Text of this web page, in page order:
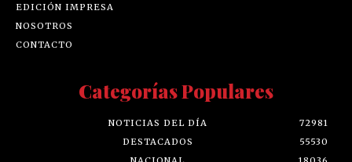
EDICIÓN IMPRESA
NOSOTROS
CONTACTO
Categorías Populares
NOTICIAS DEL DÍA
72981
DESTACADOS
55530